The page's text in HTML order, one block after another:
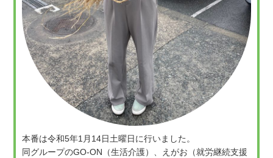
本番は令和5年1月14日土曜日に行いました。
同グループのGO-ON（生活介護）、えがお（就労継続支援